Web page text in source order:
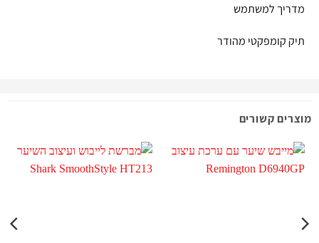
מדריך למשתמש
תיק קומפקטי מהודר
מוצרים קשורים